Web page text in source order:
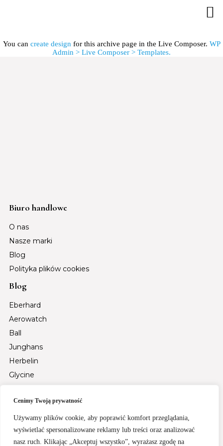
Cenimy Twoją prywatność
Używamy plików cookie, aby poprawić komfort przeglądania,
wyświetlać spersonalizowane reklamy lub treści oraz analizować
nasz ruch. Klikając „Akceptuj wszystko”, wyrażasz zgodę na
You can create design for this archive page in the Live Composer. WP
Admin > Live Composer > Templates.
Biuro handlowe
O nas
Nasze marki
Blog
Polityka plików cookies
Blog
Eberhard
Aerowatch
Ball
Junghans
Herbelin
Glycine
Tsar Bomba
Fiyta
Santa Barbara Polo & Racquet Club